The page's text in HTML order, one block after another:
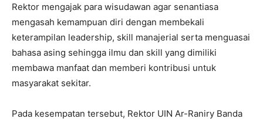
Rektor mengajak para wisudawan agar senantiasa
mengasah kemampuan diri dengan membekali
keterampilan leadership, skill manajerial serta menguasai
bahasa asing sehingga ilmu dan skill yang dimiliki
membawa manfaat dan memberi kontribusi untuk
masyarakat sekitar.
Pada kesempatan tersebut, Rektor UIN Ar-Raniry Banda